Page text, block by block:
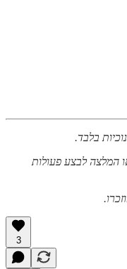
בלבד.
המלצה לבצע פעולות
3